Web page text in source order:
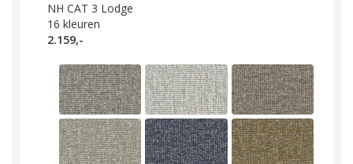
NH CAT 3 Lodge
16 kleuren
2.159,-